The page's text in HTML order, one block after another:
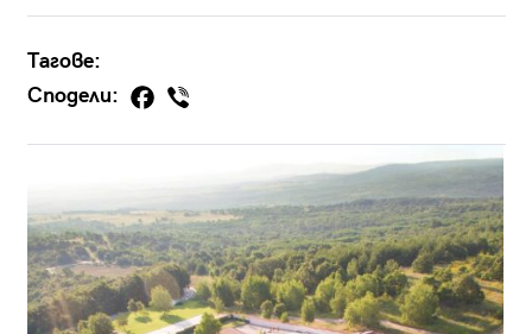
Тагове:
Сподели: